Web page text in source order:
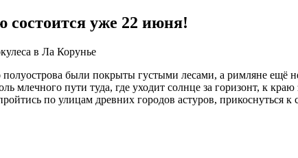
уже 22 июня!
были покрыты густыми лесами, а римляне ещё
млечного пути туда, где уходит солнце за горизонт, к краю
по улицам древних городов астуров, прикоснуться